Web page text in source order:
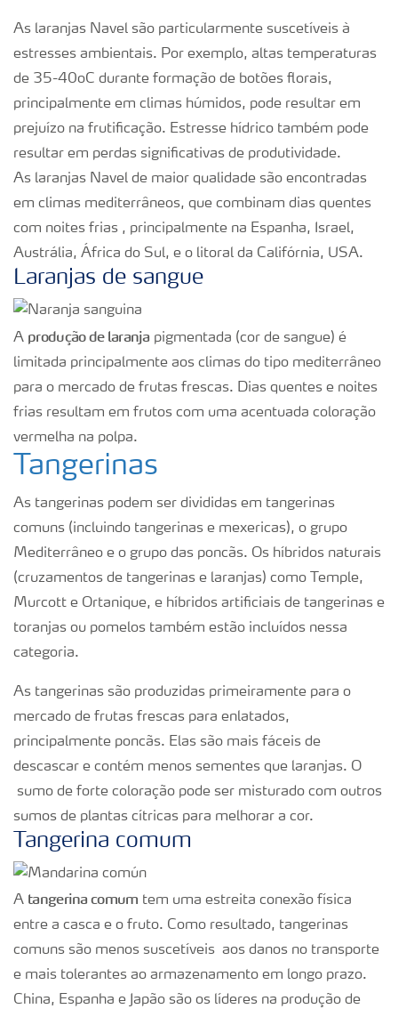
As laranjas Navel são particularmente suscetíveis à
estresses ambientais. Por exemplo, altas temperaturas
de 35-40oC durante formação de botões florais,
principalmente em climas húmidos, pode resultar em
prejuízo na frutificação. Estresse hídrico também pode
resultar em perdas significativas de produtividade.
As laranjas Navel de maior qualidade são encontradas
em climas mediterrâneos, que combinam dias quentes
com noites frias , principalmente na Espanha, Israel,
Austrália, África do Sul, e o litoral da Califórnia, USA.
Laranjas de sangue
A produção de laranja pigmentada (cor de sangue) é
limitada principalmente aos climas do tipo mediterrâneo
para o mercado de frutas frescas. Dias quentes e noites
frias resultam em frutos com uma acentuada coloração
vermelha na polpa.
Tangerinas
As tangerinas podem ser divididas em tangerinas
comuns (incluindo tangerinas e mexericas), o grupo
Mediterrâneo e o grupo das poncãs. Os híbridos naturais
(cruzamentos de tangerinas e laranjas) como Temple,
Murcott e Ortanique, e híbridos artificiais de tangerinas e
toranjas ou pomelos também estão incluídos nessa
categoria.
As tangerinas são produzidas primeiramente para o
mercado de frutas frescas para enlatados,
principalmente poncãs. Elas são mais fáceis de
descascar e contém menos sementes que laranjas. O
sumo de forte coloração pode ser misturado com outros
sumos de plantas cítricas para melhorar a cor.
Tangerina comum
A tangerina comum tem uma estreita conexão física
entre a casca e o fruto. Como resultado, tangerinas
comuns são menos suscetíveis aos danos no transporte
e mais tolerantes ao armazenamento em longo prazo.
China, Espanha e Japão são os líderes na produção de